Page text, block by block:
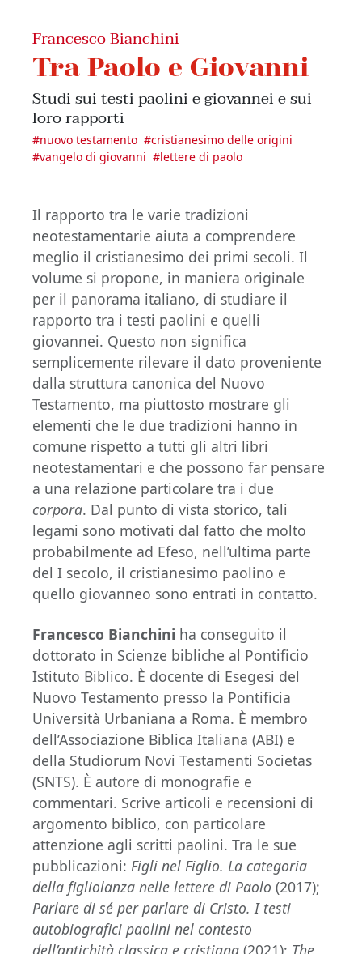
Francesco Bianchini
Tra Paolo e Giovanni
Studi sui testi paolini e giovannei e sui
loro rapporti
#nuovo testamento #cristianesimo delle origini
#vangelo di giovanni #lettere di paolo
Il rapporto tra le varie tradizioni
neotestamentarie aiuta a comprendere
meglio il cristianesimo dei primi secoli. Il
volume si propone, in maniera originale
per il panorama italiano, di studiare il
rapporto tra i testi paolini e quelli
giovannei. Questo non significa
semplicemente rilevare il dato proveniente
dalla struttura canonica del Nuovo
Testamento, ma piuttosto mostrare gli
elementi che le due tradizioni hanno in
comune rispetto a tutti gli altri libri
neotestamentari e che possono far pensare
a una relazione particolare tra i due
corpora. Dal punto di vista storico, tali
legami sono motivati dal fatto che molto
probabilmente ad Efeso, nell’ultima parte
del I secolo, il cristianesimo paolino e
quello giovanneo sono entrati in contatto.
Francesco Bianchini ha conseguito il
dottorato in Scienze bibliche al Pontificio
Istituto Biblico. È docente di Esegesi del
Nuovo Testamento presso la Pontificia
Università Urbaniana a Roma. È membro
dell’Associazione Biblica Italiana (ABI) e
della Studiorum Novi Testamenti Societas
(SNTS). È autore di monografie e
commentari. Scrive articoli e recensioni di
argomento biblico, con particolare
attenzione agli scritti paolini. Tra le sue
pubblicazioni: Figli nel Figlio. La categoria
della figliolanza nelle lettere di Paolo (2017);
Parlare di sé per parlare di Cristo. I testi
autobiografici paolini nel contesto